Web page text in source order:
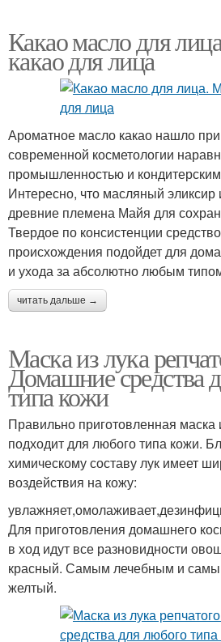
Какао масло для
какао для лица
Ароматное масло какао нашло
современной косметологии
промышленностью и
Интересно, что масляный
древние племена Майя для
Твердое по консистенции
происхождения подойдет для
и ухода за абсолютно любым
читать дальше →
Маска из лука
Домашние средства
типа кожи
Правильно приготовленная маска
подходит для любого типа кожи.
химическому составу лук имеет
воздействия на кожу:
Для приготовления домашнего
в ход идут все разновидности
красный. Самым лечебным и
желтый.